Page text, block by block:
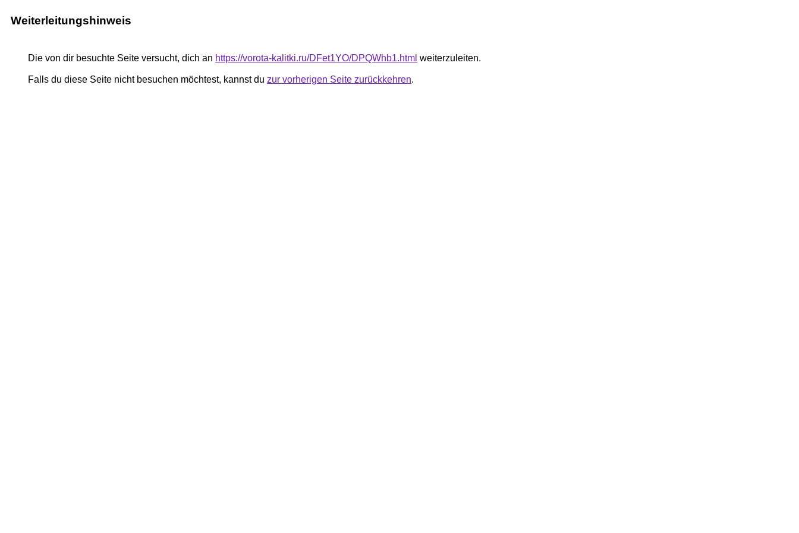
Weiterleitungshinweis
Die von dir besuchte Seite versucht, dich an https://vorota-kalitki.ru/DFet1YO/DPQWhb1.html weiterzuleiten.
Falls du diese Seite nicht besuchen möchtest, kannst du zur vorherigen Seite zurückkehren.